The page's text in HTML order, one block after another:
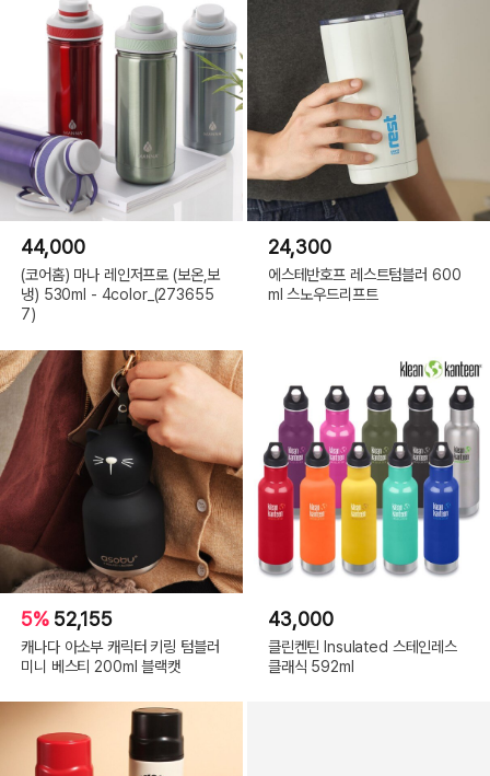
44,000
(코어홈) 마나 레인저프로 (보온,보
냉) 530ml - 4color_(273655
7)
24,300
에스테반호프 레스트텀블러 600
ml 스노우드리프트
5% 52,155
캐나다 아소부 캐릭터 키링 텀블러
미니 베스티 200ml 블랙캣
43,000
클린켄틴 Insulated 스테인레스
클래식 592ml